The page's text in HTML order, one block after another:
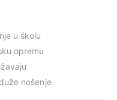
u školu
opremu
nošenje